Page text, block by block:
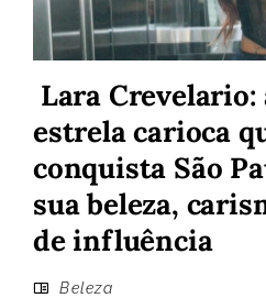
Lara Crevelario:
estrela carioca
conquista São
sua beleza,
de influência
Beleza